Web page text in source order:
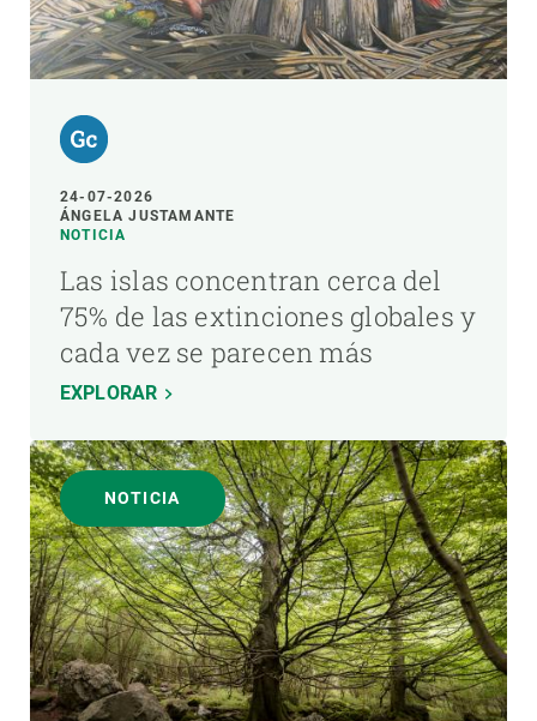
24-07-2026
ÁNGELA JUSTAMANTE
NOTICIA
Las islas concentran cerca del
75% de las extinciones globales y
cada vez se parecen más
EXPLORAR
NOTICIA